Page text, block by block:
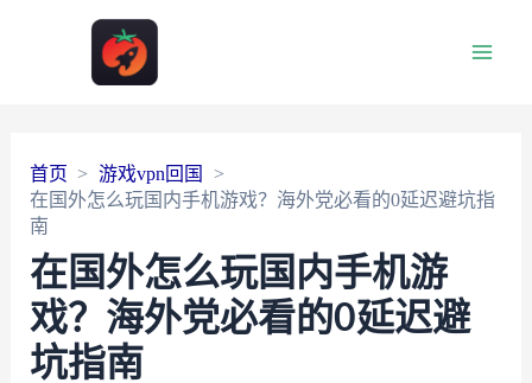
首页
游戏vpn回国
在国外怎么玩国内手机游戏？海外党必看的0延迟避坑指
南
在国外怎么玩国内手机游
戏？海外党必看的0延迟避
坑指南